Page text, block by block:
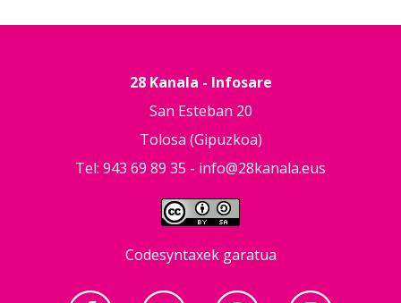
28 Kanala - Infosare
San Esteban 20
Tolosa (Gipuzkoa)
Tel: 943 69 89 35 - info@28kanala.eus
Codesyntaxek garatua